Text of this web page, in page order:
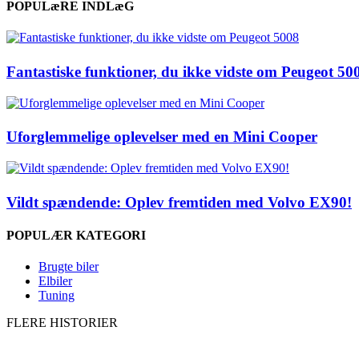
POPULæRE INDLæG
Fantastiske funktioner, du ikke vidste om Peugeot
Uforglemmelige oplevelser med en Mini Cooper
Vildt spændende: Oplev fremtiden med Volvo EX90!
POPULÆR KATEGORI
Brugte biler
Elbiler
Tuning
FLERE HISTORIER